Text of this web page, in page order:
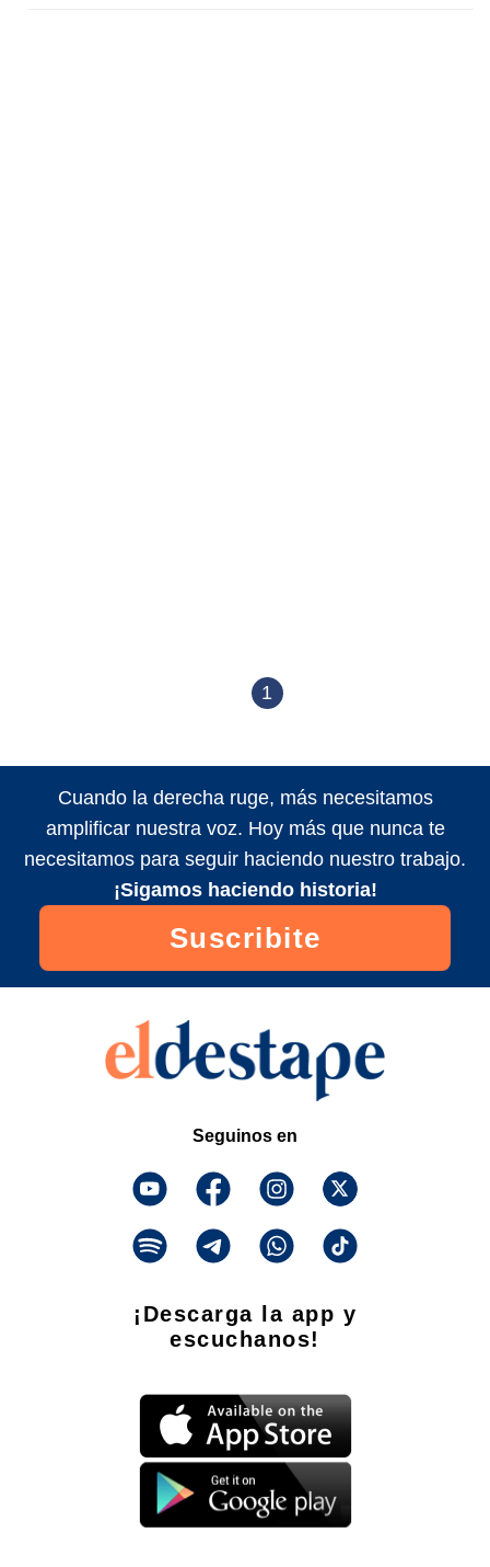
1
Cuando la derecha ruge, más necesitamos
amplificar nuestra voz. Hoy más que nunca te
necesitamos para seguir haciendo nuestro trabajo.
¡Sigamos haciendo historia!
Suscribite
Seguinos en
¡Descarga la app y
escuchanos!